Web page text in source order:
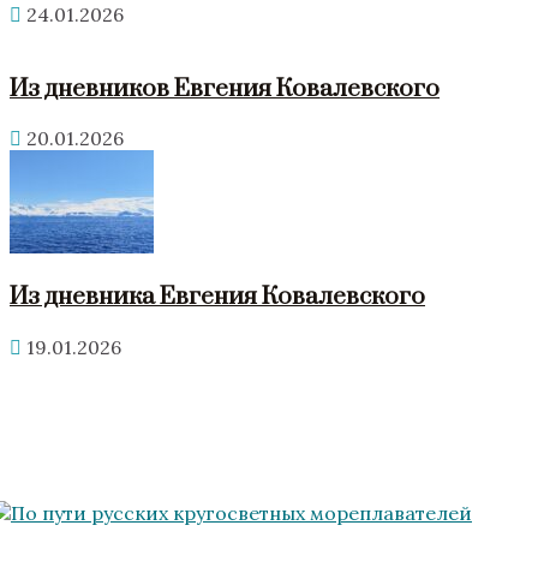
24.01.2026
Из дневников Евгения Ковалевского
20.01.2026
Из дневника Евгения Ковалевского
19.01.2026